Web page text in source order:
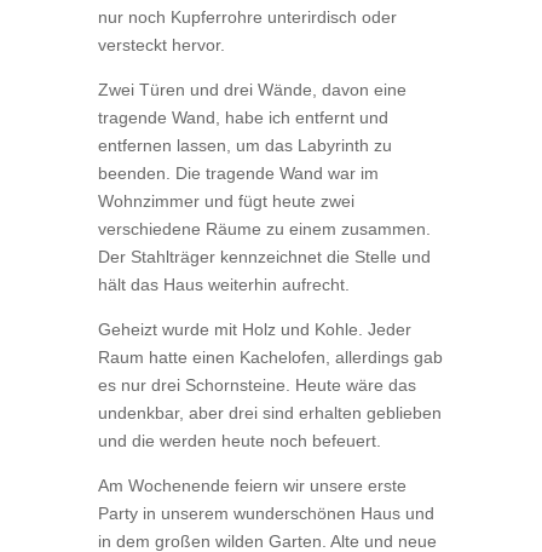
nur noch Kupferrohre unterirdisch oder
versteckt hervor.
Zwei Türen und drei Wände, davon eine
tragende Wand, habe ich entfernt und
entfernen lassen, um das Labyrinth zu
beenden. Die tragende Wand war im
Wohnzimmer und fügt heute zwei
verschiedene Räume zu einem zusammen.
Der Stahlträger kennzeichnet die Stelle und
hält das Haus weiterhin aufrecht.
Geheizt wurde mit Holz und Kohle. Jeder
Raum hatte einen Kachelofen, allerdings gab
es nur drei Schornsteine. Heute wäre das
undenkbar, aber drei sind erhalten geblieben
und die werden heute noch befeuert.
Am Wochenende feiern wir unsere erste
Party in unserem wunderschönen Haus und
in dem großen wilden Garten. Alte und neue